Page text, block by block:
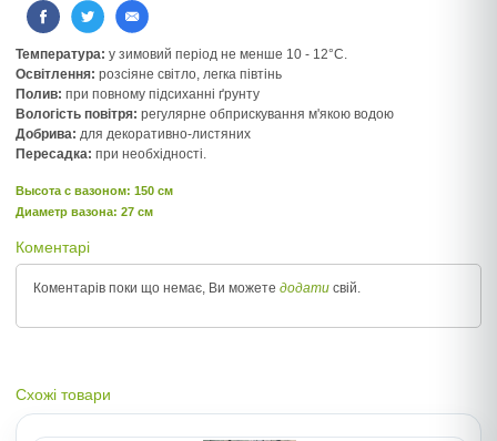
Температура: у зимовий період не менше 10 - 12°C.
Освітлення: розсіяне світло, легка півтінь
Полив: при повному підсиханні ґрунту
Вологість повітря: регулярне обприскування м'якою водою
Добрива: для декоративно-листяних
Пересадка: при необхідності.
Высота c вазоном: 150 см
Диаметр вазона: 27 см
Коментарі
Коментарів поки що немає, Ви можете додати свій.
Схожі товари